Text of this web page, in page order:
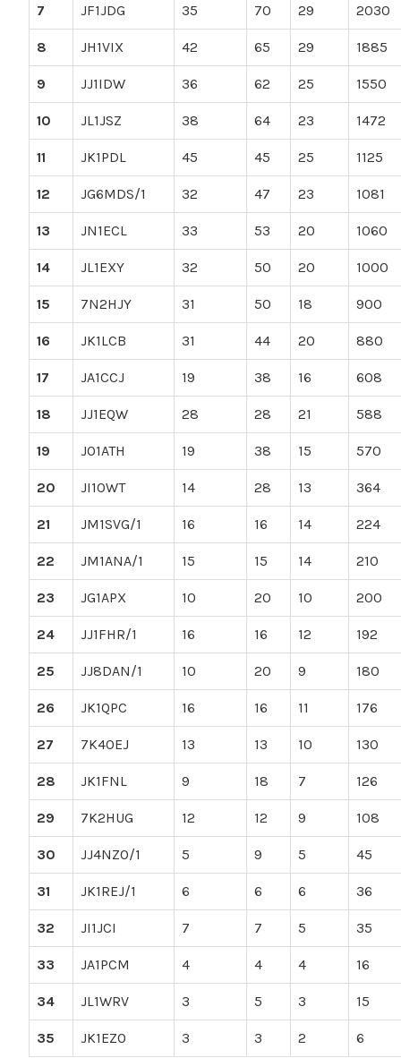
7 JF1JDG 35 70 29 2030
8 JH1VIX 42 65 29 1885
9 JJ1IDW 36 62 25 1550
10 JL1JSZ 38 64 23 1472
11 JK1PDL 45 45 25 1125
12 JG6MDS/1 32 47 23 1081
13 JN1ECL 33 53 20 1060
14 JL1EXY 32 50 20 1000
15 7N2HJY 31 50 18 900
16 JK1LCB 31 44 20 880
17 JA1CCJ 19 38 16 608
18 JJ1EQW 28 28 21 588
19 JO1ATH 19 38 15 570
20 JI1OWT 14 28 13 364
21 JM1SVG/1 16 16 14 224
22 JM1ANA/1 15 15 14 210
23 JG1APX 10 20 10 200
24 JJ1FHR/1 16 16 12 192
25 JJ8DAN/1 10 20 9 180
26 JK1QPC 16 16 11 176
27 7K4OEJ 13 13 10 130
28 JK1FNL 9 18 7 126
29 7K2HUG 12 12 9 108
30 JJ4NZO/1 5 9 5 45
31 JK1REJ/1 6 6 6 36
32 JI1JCI 7 7 5 35
33 JA1PCM 4 4 4 16
34 JL1WRV 3 5 3 15
35 JK1EZO 3 3 2 6